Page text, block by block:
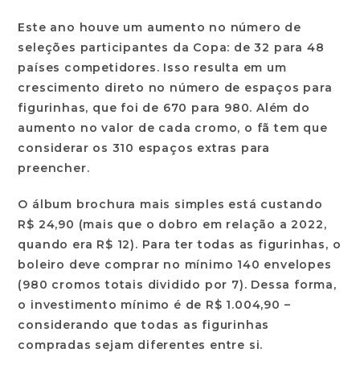
Este ano houve um aumento no número de
seleções participantes da Copa: de 32 para 48
países competidores. Isso resulta em um
crescimento direto no número de espaços para
figurinhas, que foi de 670 para 980. Além do
aumento no valor de cada cromo, o fã tem que
considerar os 310 espaços extras para
preencher.
O álbum brochura mais simples está custando
R$ 24,90 (mais que o dobro em relação a 2022,
quando era R$ 12). Para ter todas as figurinhas, o
boleiro deve comprar no mínimo 140 envelopes
(980 cromos totais dividido por 7). Dessa forma,
o investimento mínimo é de R$ 1.004,90 –
considerando que todas as figurinhas
compradas sejam diferentes entre si.